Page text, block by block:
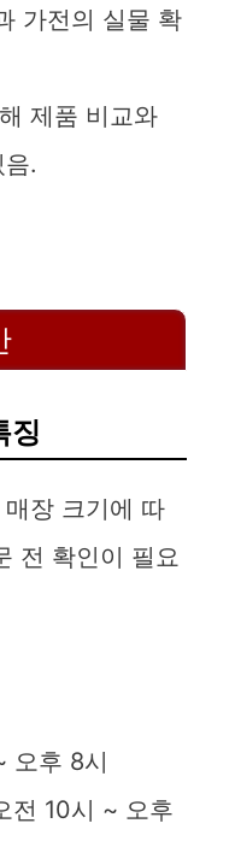
가전의 실물 확
제품 비교와
.
징
장 크기에 따
전 확인이 필요
오후 8시
전 10시 ~ 오후